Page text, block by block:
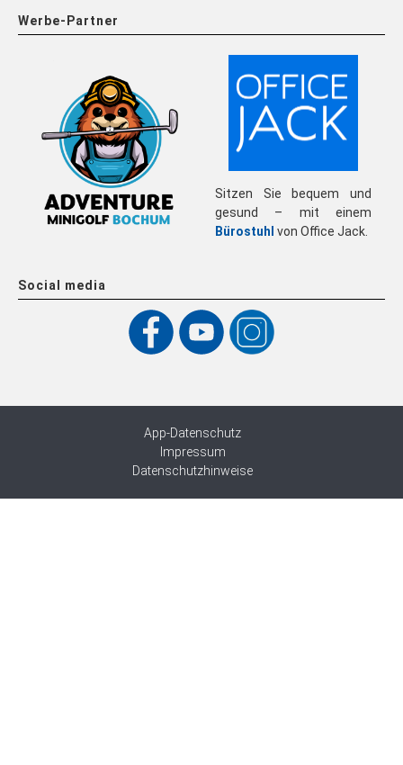
Werbe-Partner
Sitzen Sie bequem und
gesund – mit einem
Bürostuhl von Office Jack.
Social media
App-Datenschutz
Impressum
Datenschutzhinweise